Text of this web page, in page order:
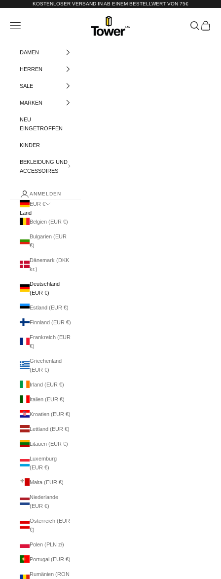
Zum Inhalt springenKOSTENLOSER VERSAND IN AB EINEM BESTELLWERT VON 75€
Tower-London.De
Menü Suchen
DAMEN
HERREN
SALE
MARKEN
NEU
EINGETROFFEN
KINDER
BEKLEIDUNG UND
ACCESSOIRES
ANMELDEN
EUR €
Land
Belgien (EUR €)
Bulgarien (EUR
€)
Dänemark (DKK
kr.)
Deutschland
(EUR €)
Estland (EUR €)
Finnland (EUR €)
Frankreich (EUR
€)
Griechenland
(EUR €)
Irland (EUR €)
Italien (EUR €)
Kroatien (EUR €)
Lettland (EUR €)
Litauen (EUR €)
Luxemburg
(EUR €)
Malta (EUR €)
Niederlande
(EUR €)
Österreich (EUR
€)
Polen (PLN zł)
Portugal (EUR €)
Rumänien (RON